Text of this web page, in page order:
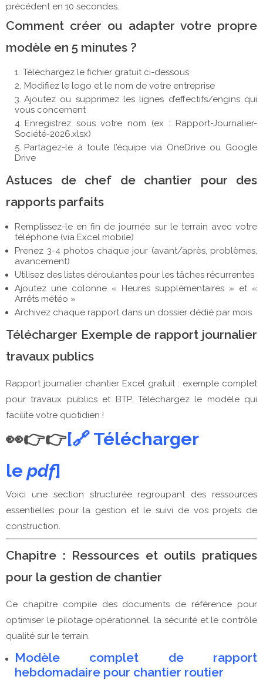
précédent en 10 secondes.
Comment créer ou adapter votre propre
modèle en 5 minutes ?
Téléchargez le fichier gratuit ci-dessous
Modifiez le logo et le nom de votre entreprise
Ajoutez ou supprimez les lignes d’effectifs/engins qui
vous concernent
Enregistrez sous votre nom (ex : Rapport-Journalier-
Société-2026.xlsx)
Partagez-le à toute l’équipe via OneDrive ou Google
Drive
Astuces de chef de chantier pour des
rapports parfaits
Remplissez-le en fin de journée sur le terrain avec votre
téléphone (via Excel mobile)
Prenez 3-4 photos chaque jour (avant/après, problèmes,
avancement)
Utilisez des listes déroulantes pour les tâches récurrentes
Ajoutez une colonne « Heures supplémentaires » et «
Arrêts météo »
Archivez chaque rapport dans un dossier dédié par mois
Télécharger Exemple de rapport journalier
travaux publics
Rapport journalier chantier Excel gratuit : exemple complet
pour travaux publics et BTP. Téléchargez le modèle qui
facilite votre quotidien !
👀👉👉[🔗 Télécharger
le pdf]
Voici une section structurée regroupant des ressources
essentielles pour la gestion et le suivi de vos projets de
construction.
Chapitre : Ressources et outils pratiques
pour la gestion de chantier
Ce chapitre compile des documents de référence pour
optimiser le pilotage opérationnel, la sécurité et le contrôle
qualité sur le terrain.
Modèle complet de rapport
hebdomadaire pour chantier routier